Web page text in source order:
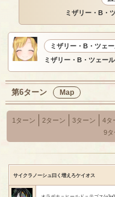
ミザリー・B・
ミザリー・B・ツェ
ミザリー・B・ツェー
第6ターン Map
1ターン 2ターン 3ターン 4タ
9タ
サイクラノーシュ曰く増えろケイオス